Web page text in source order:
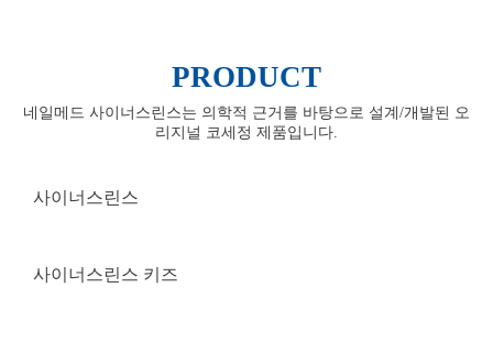
PRODUCT
네일메드 사이너스린스는 의학적 근거를 바탕으로 설계/개발된 오
리지널 코세정 제품입니다.
사이너스린스
사이너스린스 키즈